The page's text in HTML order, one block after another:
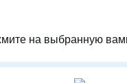
на выбранную